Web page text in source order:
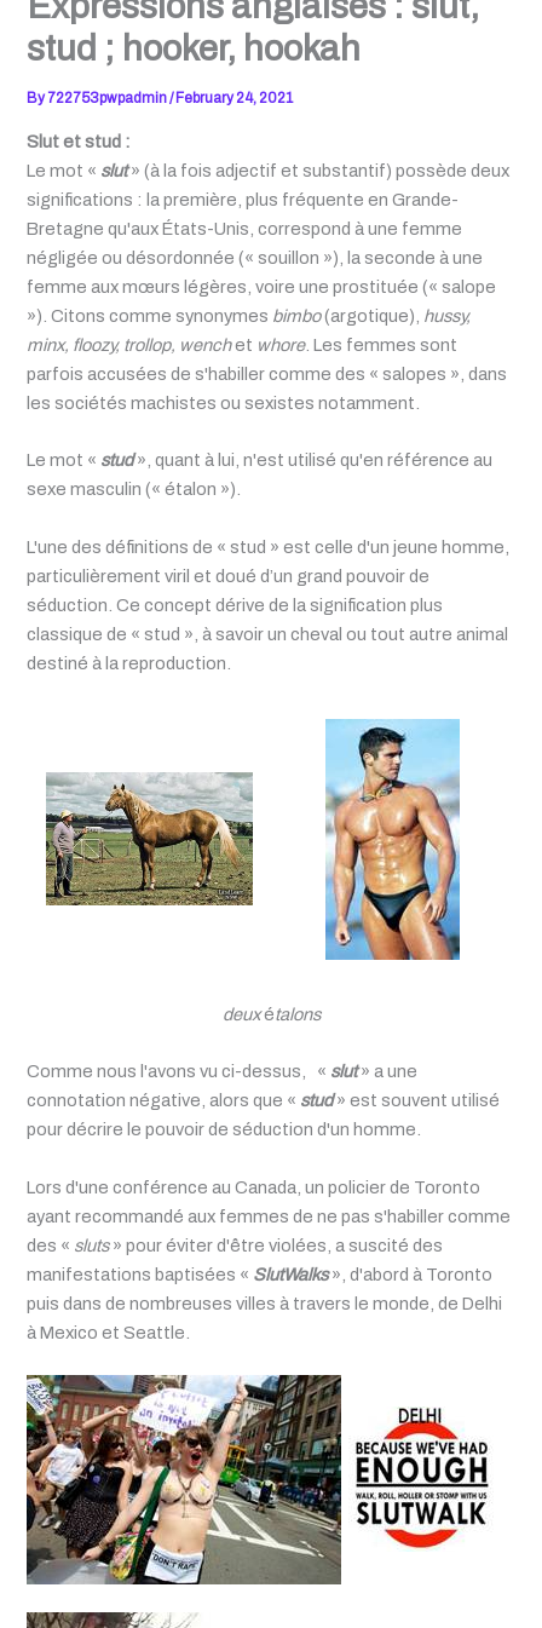
stud ; hooker, hookah
By 722753pwpadmin/ February 24, 2021
Slut et stud :
Le mot « slut» (à la fois adjectif et substantif) possède deux
significations : la première, plus fréquente en Grande-
Bretagne qu'aux États-Unis, correspond à une femme
négligée ou désordonnée (« souillon »), la seconde à une
femme aux mœurs légères, voire une prostituée (« salope
»). Citons comme synonymes bimbo(argotique), hussy,
minx, floozy, trollop, wenchet whore. Les femmes sont
parfois accusées de s'habiller comme des « salopes », dans
les sociétés machistes ou sexistes notamment.
Le mot « stud», quant à lui, n'est utilisé qu'en référence au
sexe masculin (« étalon »).
L'une des définitions de « stud » est celle d'un jeune homme,
particulièrement viril et doué d’un grand pouvoir de
séduction. Ce concept dérive de la signification plus
classique de « stud », à savoir un cheval ou tout autre animal
destiné à la reproduction.
deuxétalons
Comme nous l'avons vu ci-dessus, « slut » a une
connotation négative, alors que « stud» est souvent utilisé
pour décrire le pouvoir de séduction d'un homme.
Lors d'une conférence au Canada, un policier de Toronto
ayant recommandé aux femmes de ne pas s'habiller comme
des « sluts» pour éviter d'être violées, a suscité des
manifestations baptisées « SlutWalks», d'abord à Toronto
puis dans de nombreuses villes à travers le monde, de Delhi
à Mexico et Seattle.